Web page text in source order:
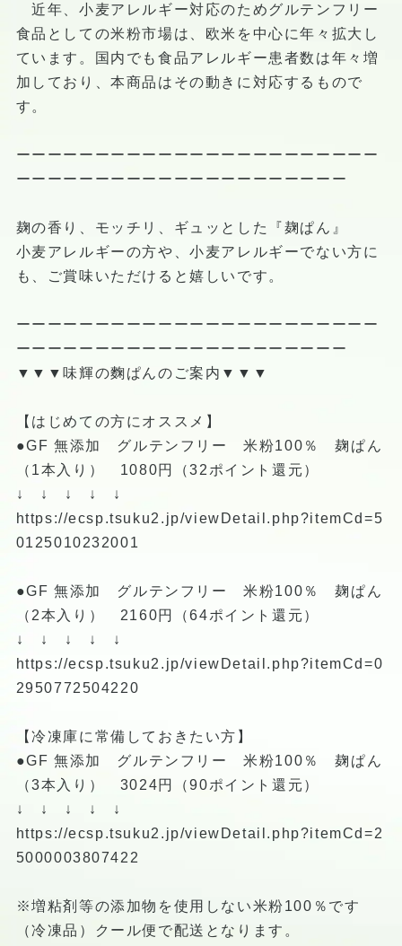
近年、小麦アレルギー対応のためグルテンフリー
食品としての米粉市場は、欧米を中心に年々拡大し
ています。国内でも食品アレルギー患者数は年々増
加しており、本商品はその動きに対応するもので
す。
ーーーーーーーーーーーーーーーーーーーーーーー
ーーーーーーーーーーーーーーーーーーーーー
麹の香り、モッチリ、ギュッとした『麹ぱん』
小麦アレルギーの方や、小麦アレルギーでない方に
も、ご賞味いただけると嬉しいです。
ーーーーーーーーーーーーーーーーーーーーーーー
ーーーーーーーーーーーーーーーーーーーーー
▼▼▼味輝の麴ぱんのご案内▼▼▼
【はじめての方にオススメ】
●GF 無添加 グルテンフリー 米粉100％ 麹ぱん
（1本入り） 1080円（32ポイント還元）
↓ ↓ ↓ ↓ ↓
https://ecsp.tsuku2.jp/viewDetail.php?itemCd=5
0125010232001
●GF 無添加 グルテンフリー 米粉100％ 麹ぱん
（2本入り） 2160円（64ポイント還元）
↓ ↓ ↓ ↓ ↓
https://ecsp.tsuku2.jp/viewDetail.php?itemCd=0
2950772504220
【冷凍庫に常備しておきたい方】
●GF 無添加 グルテンフリー 米粉100％ 麹ぱん
（3本入り） 3024円（90ポイント還元）
↓ ↓ ↓ ↓ ↓
https://ecsp.tsuku2.jp/viewDetail.php?itemCd=2
5000003807422
※増粘剤等の添加物を使用しない米粉100％です
（冷凍品）クール便で配送となります。